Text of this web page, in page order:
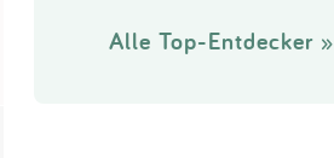
Alle Top-Entdecker »